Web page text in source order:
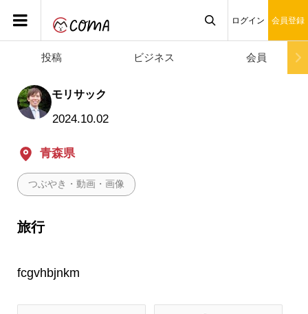
ログイン 会員登録
投稿 ビジネス 会員
モリサック
2024.10.02
青森県
つぶやき・動画・画像
旅行
fcgvhbjnkm